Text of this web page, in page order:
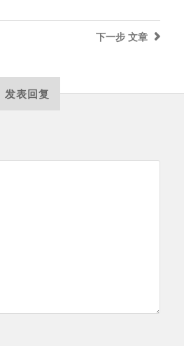
下一步 文章
发表回复